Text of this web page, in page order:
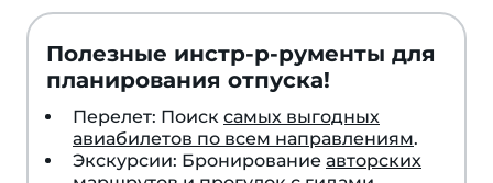
Полезные инстр-р-рументы для
планирования отпуска!
Перелет: Поиск самых выгодных
авиабилетов по всем направлениям.
Экскурсии: Бронирование авторских